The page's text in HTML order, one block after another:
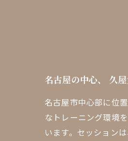
名古屋の中心、 久
名古屋市中心部に位
なトレーニング環境
います。セッション